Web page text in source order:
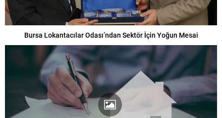
Bursa Lokantacılar Odası’ndan Sektör İçin Yoğun Mesai